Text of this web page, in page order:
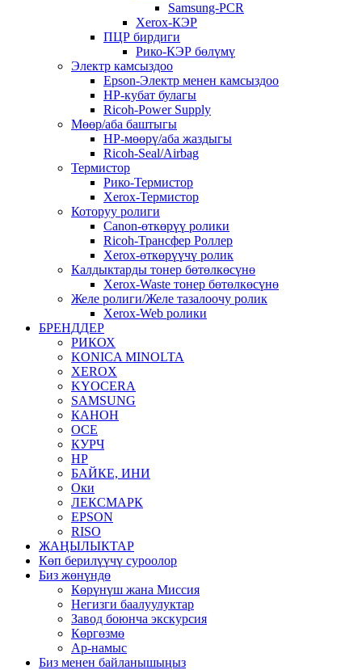
Samsung-PCR
Xerox-КЭР
ПЦР бирдиги
Рико-КЭР бөлүмү
Электр камсыздоо
Epson-Электр менен камсыздоо
HP-кубат булагы
Ricoh-Power Supply
Мөөр/аба баштыгы
HP-мөөрү/аба жаздыгы
Ricoh-Seal/Airbag
Термистор
Рико-Термистор
Xerox-Термистор
Которуу ролиги
Canon-өткөрүү ролики
Ricoh-Трансфер Роллер
Xerox-өткөрүүчү ролик
Калдыктарды тонер бөтөлкөсүнө
Xerox-Waste тонер бөтөлкөсүнө
Желе ролиги/Желе тазалоочу ролик
Xerox-Web ролики
БРЕНДДЕР
РИКОХ
KONICA MINOLTA
XEROX
KYOCERA
SAMSUNG
КАНОН
OCE
КУРЧ
HP
БАЙКЕ, ИНИ
Оки
ЛЕКСМАРК
EPSON
RISO
ЖАҢЫЛЫКТАР
Көп берилүүчү суроолор
Биз жөнүндө
Көрүнүш жана Миссия
Негизги баалуулуктар
Завод боюнча экскурсия
Көргөзмө
Ар-намыс
Биз менен байланышыңыз